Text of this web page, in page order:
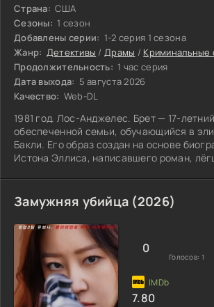
Страна: США
Сезоны: 1 сезон
Добавлены серии: 1-2 серия 1 сезона
Жанр: Детективы /Драмы / Криминальные
Продолжительность: 1 час серия
Дата выхода: 5 августа 2026
Качество: Web-DL
1981 год. Лос-Анджелес. Брет — 17-
обеспеченной семьи, обучающийся в
Бакли. Его образ создан на основе
Истона Эллиса, написавшего роман,
развлечения, шумные компании,
свершений.
Замужняя убийца (2026)
0
Голосов: 1
7.80